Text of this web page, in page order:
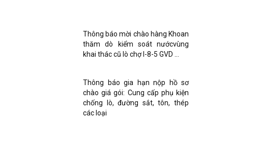
Thông báo mời chào hàng Khoan
thăm dò kiểm soát nướcvùng
khai thác cũ lò chợ I-8-5 GVD …
Thông báo gia hạn nộp hồ sơ
chào giá gói: Cung cấp phụ kiện
chống lò, đường sắt, tôn, thép
các loại